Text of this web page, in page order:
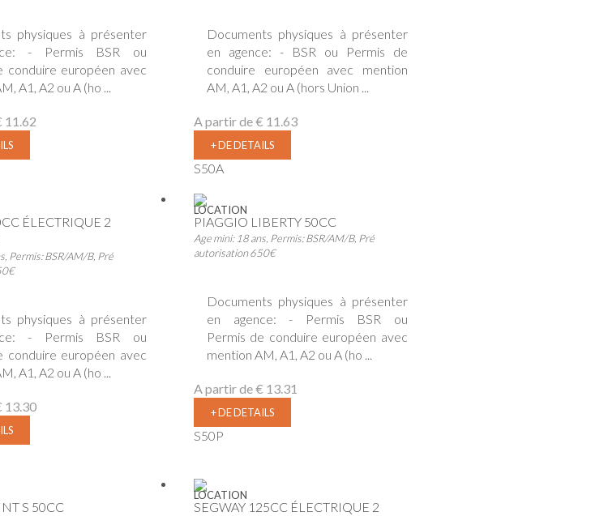
physiques à présenter
- Permis BSR ou
conduire européen avec
A1, A2 ou A (ho ...
11.62
Documents physiques à présenter
en agence: - BSR ou Permis de
conduire européen avec mention
AM, A1, A2 ou A (hors Union ...
A partir de€ 11.63
+ DE DETAILS
S50A
ÉLECTRIQUE 2
Permis: BSR/AM/B, Pré
physiques à présenter
- Permis BSR ou
conduire européen avec
A1, A2 ou A (ho ...
13.30
LOCATION
PIAGGIO LIBERTY 50CC
Age mini: 18 ans, Permis: BSR/AM/B, Pré
autorisation 650€
Documents physiques à présenter
en agence: - Permis BSR ou
Permis de conduire européen avec
mention AM, A1, A2 ou A (ho ...
A partir de€ 13.31
+ DE DETAILS
S50P
S 50CC
LOCATION
SEGWAY 125CC ÉLECTRIQUE 2